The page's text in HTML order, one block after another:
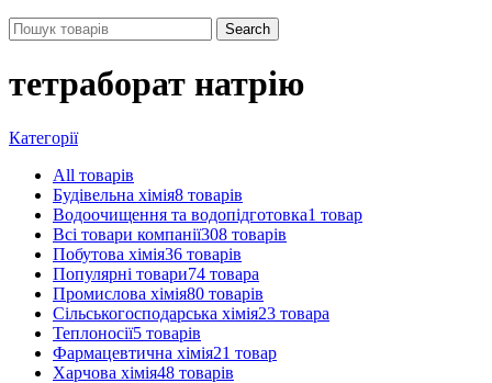
Search
тетраборат натрію
Категорії
All товарів
Будівельна хімія8 товарів
Водоочищення та водопідготовка1 товар
Всі товари компанії308 товарів
Побутова хімія36 товарів
Популярні товари74 товара
Промислова хімія80 товарів
Сільськогосподарська хімія23 товара
Теплоносії5 товарів
Фармацевтична хімія21 товар
Харчова хімія48 товарів